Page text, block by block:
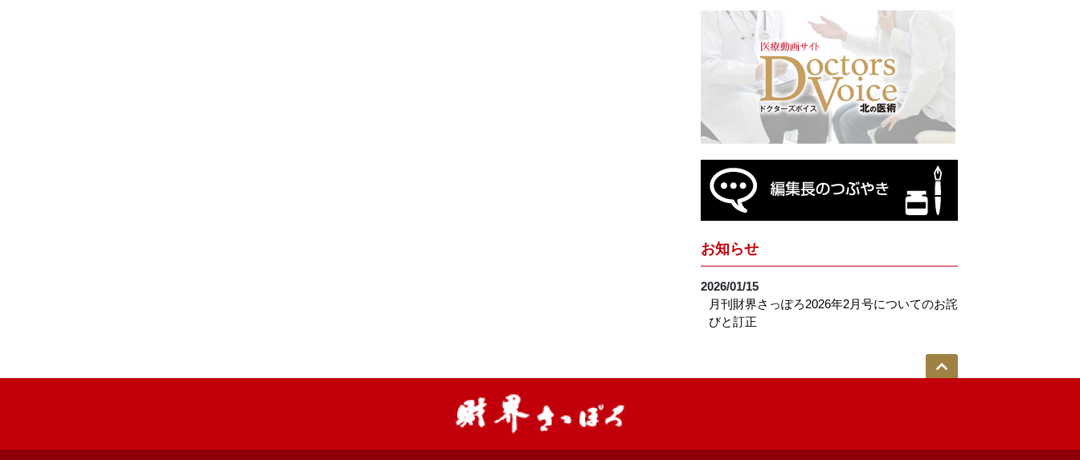
お知らせ
2026/01/15
月刊財界さっぽろ2026年2月号についてのお詫
びと訂正